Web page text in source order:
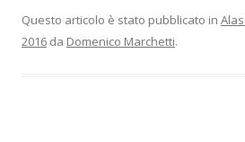
Questo articolo è stato pubblicato in
2016 da Domenico Marchetti.